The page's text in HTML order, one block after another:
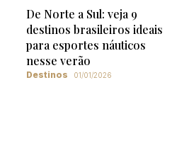
De Norte a Sul: veja 9
destinos brasileiros ideais
para esportes náuticos
nesse verão
Destinos 01/01/2026